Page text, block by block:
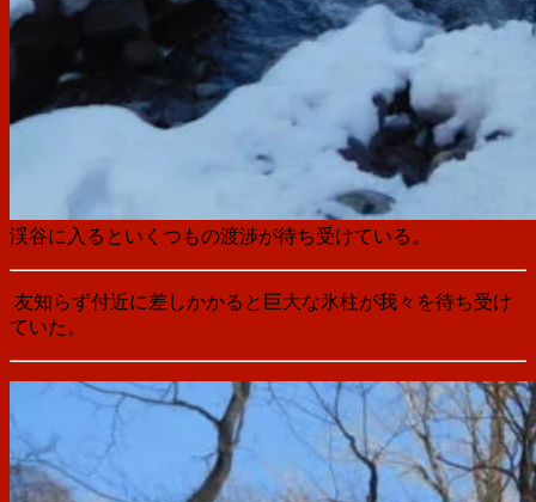
渓谷に入るといくつもの渡渉が待ち受けている。
友知らず付近に差しかかると巨大な氷柱が我々を待ち受け
ていた。